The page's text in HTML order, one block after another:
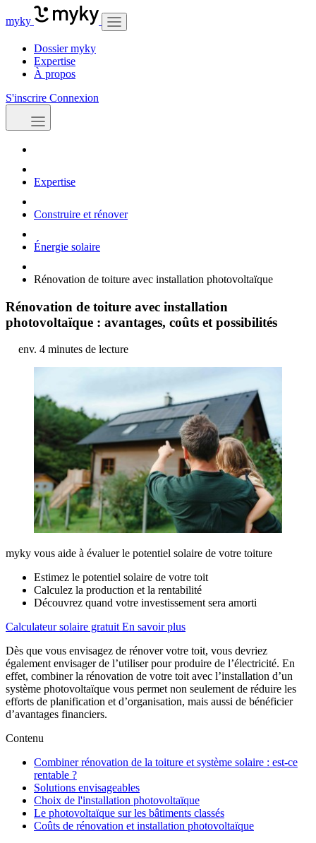
myky
Dossier myky
Expertise
À propos
S'inscrire Connexion
Expertise
Construire et rénover
Énergie solaire
Rénovation de toiture avec installation photovoltaïque
Rénovation de toiture avec installation
photovoltaïque : avantages, coûts et possibilités
env. 4 minutes de lecture
myky vous aide à évaluer le potentiel solaire de votre toiture
Estimez le potentiel solaire de votre toit
Calculez la production et la rentabilité
Découvrez quand votre investissement sera amorti
Calculateur solaire gratuit En savoir plus
Dès que vous envisagez de rénover votre toit, vous devriez
également envisager de l’utiliser pour produire de l’électricité. En
effet, combiner la rénovation de votre toit avec l’installation d’un
système photovoltaïque vous permet non seulement de réduire les
efforts de planification et d’organisation, mais aussi de bénéficier
d’avantages financiers.
Contenu
Combiner rénovation de la toiture et système solaire : est-ce
rentable ?
Solutions envisageables
Choix de l'installation photovoltaïque
Le photovoltaïque sur les bâtiments classés
Coûts de rénovation et installation photovoltaïque